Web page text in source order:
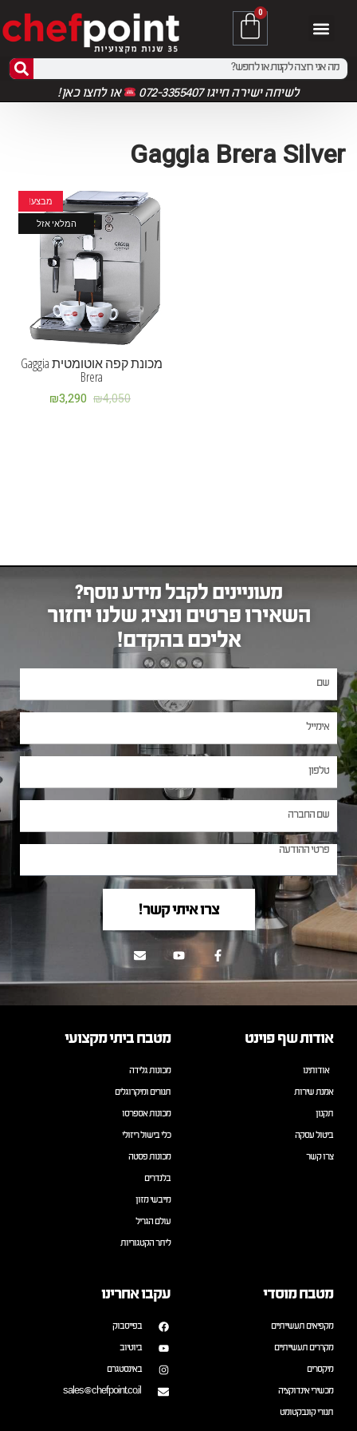
0
לשיחה ישירה חייגו 072-3355407 אולחצו כאן!
Gaggia Brera Silver
מבצע!
המלאי אזל
מכונת קפה אוטומטית Gaggia
Brera
₪4,050
₪3,290
מעוניינים לקבל מידע נוסף?
השאירו פרטים ונציג שלנו יחזור
אליכם בהקדם!
צרו איתי קשר!
אודות שף פוינט
אודותינו
אמנת שירות
תקנון
ביטול עסקה
צרו קשר
מטבח ביתי מקצועי
מכונות גלידה
תנורים ומיקרוגלים
מכונות אספרסו
כלי בישול ריזולי
מכונות פסטה
בלנדרים
מייבשי מזון
עולם הגריל
ליתר הקטגוריות
מטבח מוסדי
מקפיאים תעשייתיים
מקררים תעשייתיים
מיקסרים
מכשירי אינדוקציה
תנורי קונבקטומט
עקבו אחרינו
בפייסבוק
ביוטיוב
באינסטגרם
sales@chefpoint.co.il